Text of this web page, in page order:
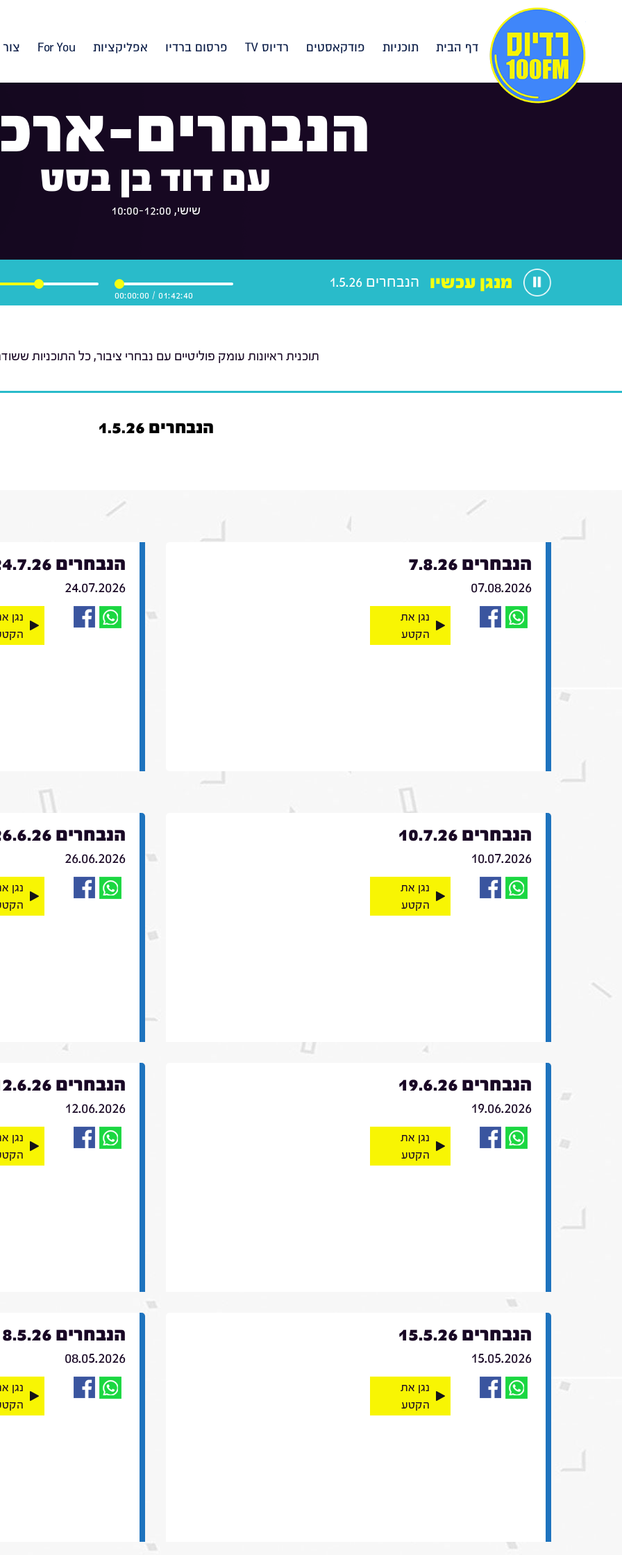
דף הבית תוכניות פודקאסטים רדיוס TV פרסום ברדיו אפליקציות For You
הנבחרים-
עם דוד בן בסט
שישי, 10:00-12:00
01:42:40
/
00:00:00
מנגן עכשיו הנבחרים 1.5.26
תוכנית ראיונות עומק פוליטיים עם נבחרי ציבור, כל התוכניות
הנבחרים 1.5.26
הנבחרים 7.8.26
07.08.2026
נגן את
הקטע
הנבחרים 24.7.26
24.07.2026
נגן
הנבחרים 10.7.26
10.07.2026
נגן את
הקטע
הנבחרים 26.6.26
26.06.2026
נגן
הנבחרים 19.6.26
19.06.2026
נגן את
הקטע
הנבחרים 12.6.26
12.06.2026
נגן
הנבחרים 15.5.26
15.05.2026
נגן את
הקטע
הנבחרים 8.5.26
08.05.2026
נגן